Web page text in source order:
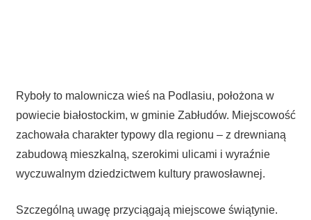
Ryboły to malownicza wieś na Podlasiu, położona w
powiecie białostockim, w gminie Zabłudów. Miejscowość
zachowała charakter typowy dla regionu – z drewnianą
zabudową mieszkalną, szerokimi ulicami i wyraźnie
wyczuwalnym dziedzictwem kultury prawosławnej.
Szczególną uwagę przyciągają miejscowe świątynie.